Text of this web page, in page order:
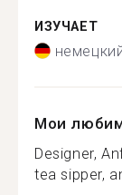
ИЗУЧАЕТ
Мои
Designer,
tea sipper,